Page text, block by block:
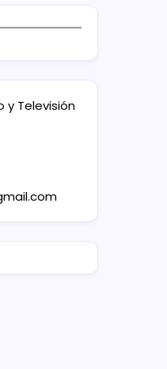
y Televisión